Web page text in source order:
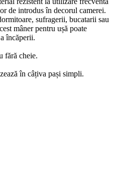
de introdus în decorul camerei.
sufragerii, bucatarii sau
mâner pentru ușă poate
încăperii.
fără cheie.
în câțiva pași simpli.